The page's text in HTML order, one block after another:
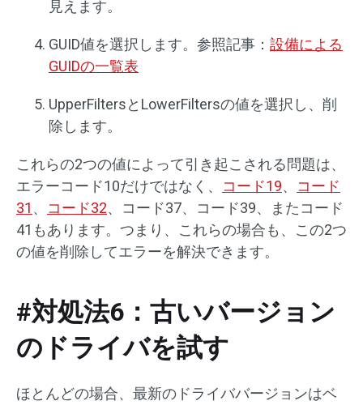
見えます。
GUID値を選択します。参照記事： 設備による
GUIDの一覧表
UpperFiltersとLowerFiltersの値を選択し、削
除します。
これらの2つの値によって引き起こされる問題は、
エラーコード10だけではなく、 コード19、 コード
31 、 コード32、コード37、コード39、またコード
41もあります。つまり、これらの場合も、この2つ
の値を削除してエラーを解決できます。
#対処法6：古いバージョン
のドライバを試す
ほとんどの場合、最新のドライババージョンはベ